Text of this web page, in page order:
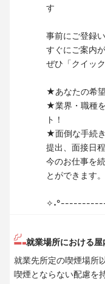
す
事前にご登録
すぐにご案内
ぜひ「クイッ
★あなたの希
★業界・職種
ト！
★面倒な手続
提出、面接日
今のお仕事を
とができます。
就業場所における
就業先所定の喫煙場所
喫煙とならない配慮を